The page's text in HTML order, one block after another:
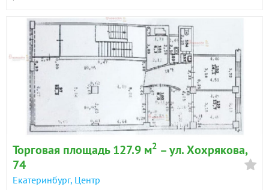
Торговая площадь 127.9 м2 – ул. Хохрякова,
74
Екатеринбург, Центр